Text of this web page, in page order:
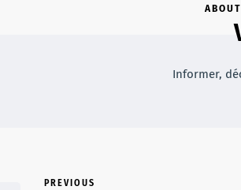
Informer,
PREVIOUS